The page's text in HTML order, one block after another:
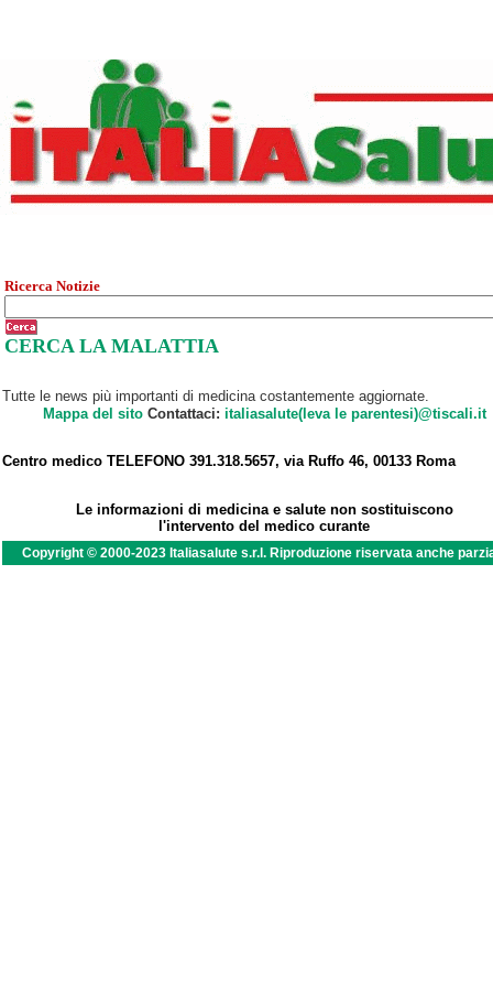
Ricerca Notizie
CERCA LA MALATTIA
Tutte le news più importanti di medicina costantemente aggiornate.
Mappa del sitoContattaci: italiasalute(leva le parentesi)@tiscali.it
Centro medico TELEFONO 391.318.5657, via Ruffo 46, 00133 Roma
Le informazioni di medicina e salute non sostituiscono
l'intervento del medico curante
Copyright © 2000-2023 Italiasalute s.r.l. Riproduzione riservata anche